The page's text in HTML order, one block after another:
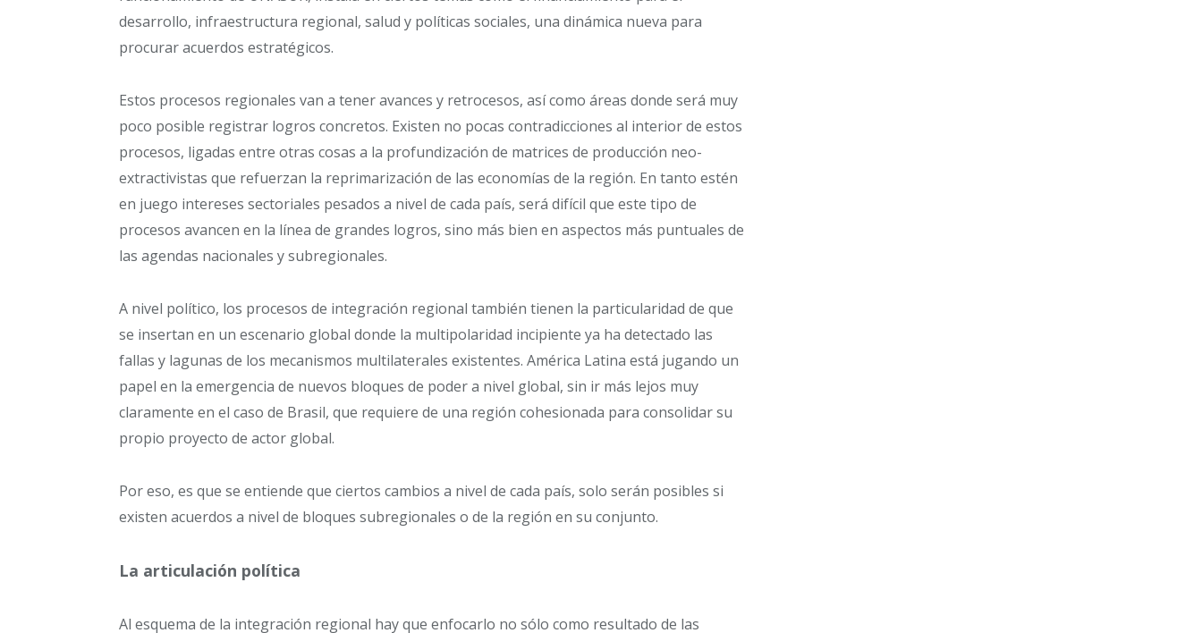
desarrollo, infraestructura regional, salud y políticas sociales, una dinámica nueva para
procurar acuerdos estratégicos.
Estos procesos regionales van a tener avances y retrocesos, así como áreas donde será muy
poco posible registrar logros concretos. Existen no pocas contradicciones al interior de estos
procesos, ligadas entre otras cosas a la profundización de matrices de producción neo-
extractivistas que refuerzan la reprimarización de las economías de la región. En tanto estén
en juego intereses sectoriales pesados a nivel de cada país, será difícil que este tipo de
procesos avancen en la línea de grandes logros, sino más bien en aspectos más puntuales de
las agendas nacionales y subregionales.
A nivel político, los procesos de integración regional también tienen la particularidad de que
se insertan en un escenario global donde la multipolaridad incipiente ya ha detectado las
fallas y lagunas de los mecanismos multilaterales existentes. América Latina está jugando un
papel en la emergencia de nuevos bloques de poder a nivel global, sin ir más lejos muy
claramente en el caso de Brasil, que requiere de una región cohesionada para consolidar su
propio proyecto de actor global.
Por eso, es que se entiende que ciertos cambios a nivel de cada país, solo serán posibles si
existen acuerdos a nivel de bloques subregionales o de la región en su conjunto.
La articulación política
Al esquema de la integración regional hay que enfocarlo no sólo como resultado de las